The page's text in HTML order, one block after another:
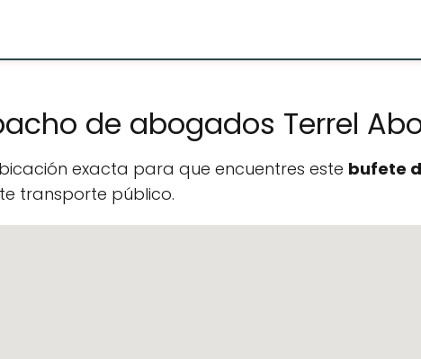
de abogados Terrel
exacta para que encuentres este bufete
transporte público.